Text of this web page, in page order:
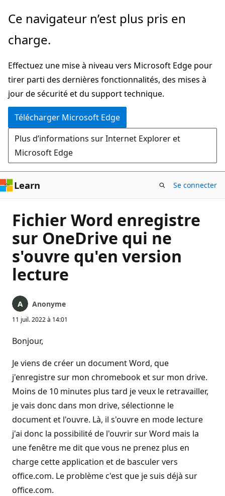
Passer
directement
au
principal
Ce navigateur n’est plus pris en
charge.
Effectuez une mise à niveau vers Microsoft Edge pour
tirer parti des dernières fonctionnalités, des mises à
jour de sécurité et du support technique.
Télécharger Microsoft Edge
Plus d’informations sur Internet Explorer et
Microsoft Edge
Learn Se connecter
Fichier Word enregistre
sur OneDrive qui ne
s'ouvre qu'en version
lecture
Anonyme
11 juil. 2022 à 14:01
Bonjour,
Je viens de créer un document Word, que
j'enregistre sur mon chromebook et sur mon drive.
Moins de 10 minutes plus tard je veux le retravailler,
je vais donc dans mon drive, sélectionne le
document et l'ouvre. Là, il s'ouvre en mode lecture
j'ai donc la possibilité de l'ouvrir sur Word mais la
une fenêtre me dit que vous ne prenez plus en
charge cette application et de basculer vers
office.com. Le problème c'est que je suis déjà sur
office.com.